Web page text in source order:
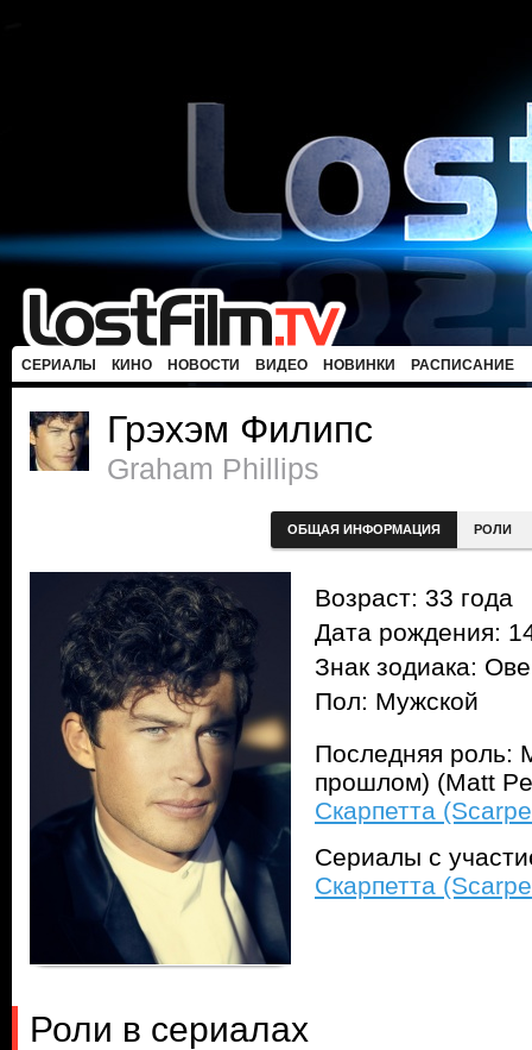
СЕРИАЛЫ КИНО НОВОСТИ ВИДЕО НОВИНКИ РАСПИСАНИЕ
Грэхэм Филипс
Graham Phillips
ОБЩАЯ ИНФОРМАЦИЯ РОЛИ
Возраст: 33 года
Дата рождения:
Знак зодиака:
Пол: Мужской
Последняя роль:
прошлом) (Matt
Скарпетта
Сериалы с
Скарпетта
Роли в сериалах